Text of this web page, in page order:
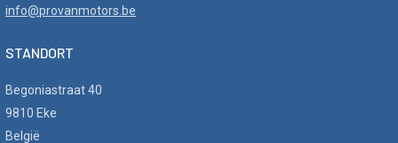
info@provanmotors.be
STANDORT
Begoniastraat 40
9810 Eke
België